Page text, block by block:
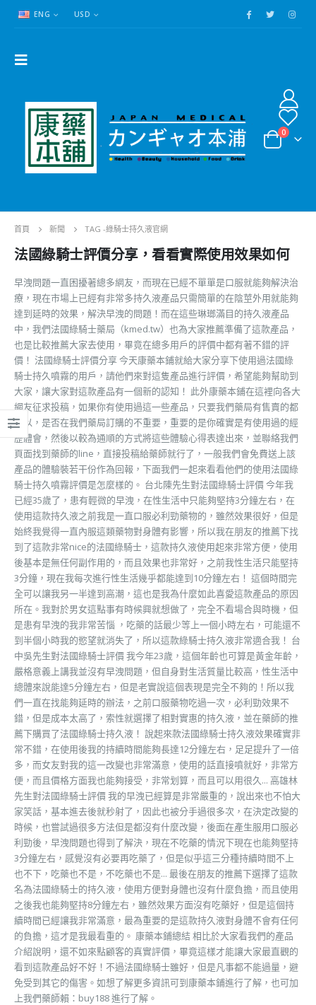
ENG USD
0
首頁 新聞 TAG -綠騎士持久液官網
法國綠騎士評價分享，看看實際使用效果如何
早洩問題一直困擾著總多網友，而現在已經不單單是口服就能夠解決治
療，現在市場上已經有非常多持久液產品只需簡單的在陰莖外用就能夠
達到延時的效果，解決早洩的問題！而在這些琳瑯滿目的持久液產品
中，我們法國綠騎士藥局（kmed.tw）也為大家推薦準備了這款產品，
也是比較推薦大家去使用，畢竟在總多用戶的評價中都有著不錯的評
價！ 法國綠騎士評價分享 今天康藥本鋪就給大家分享下使用過法國綠
騎士持久噴霧的用戶，請他們來對這隻產品進行評價，希望能夠幫助到
大家，讓大家對這款產品有一個新的認知！ 此外康藥本鋪在這裡向各大
網友征求投稿，如果你有使用過這一些產品，只要我們藥局有售賣的都
可以，是否在我們藥局訂購的不重要，重要的是你確實是有使用過的經
歷體會，然後以較為通順的方式將這些體驗心得表達出來，並聯絡我們
頁面找到藥師的line，直接投稿給藥師就行了，一般我們會免費送上該
產品的體驗裝若干份作為回報，下面我們一起來看看他們的使用法國綠
騎士持久噴霧評價是怎麼樣的。 台北陳先生對法國綠騎士評價 今年我
已經35歲了，患有輕微的早洩，在性生活中只能夠堅持3分鐘左右，在
使用這款持久液之前我是一直口服必利勁藥物的，雖然效果很好，但是
始終我覺得一直內服這類藥物對身體有影響，所以我在朋友的推薦下找
到了這款非常nice的法國綠騎士，這款持久液使用起來非常方便，使用
後基本是無任何副作用的，而且效果也非常好，之前我性生活只能堅持
3分鐘，現在我每次進行性生活幾乎都能達到10分鐘左右！ 這個時間完
全可以讓我另一半達到高潮，這也是我為什麼如此喜愛這款產品的原因
所在。我對於男女這點事有時候興就想做了，完全不看場合與時機，但
是患有早洩的我非常苦惱 ，吃藥的話最少等上一個小時左右，可能還不
到半個小時我的慾望就消失了，所以這款綠騎士持久液非常適合我！ 台
中吳先生對法國綠騎士評價 我今年23歲，這個年齡也可算是黃金年齡，
嚴格意義上講我並沒有早洩問題，但自身對生活質量比較高，性生活中
總體來說能達5分鐘左右，但是老實說這個表現是完全不夠的！所以我
們一直在找能夠延時的辦法，之前口服藥物吃過一次，必利勁效果不
錯，但是成本太高了，索性就選擇了相對實惠的持久液，並在藥師的推
薦下購買了法國綠騎士持久液！ 說起來款法國綠騎士持久液效果確實非
常不錯，在使用後我的持續時間能夠長達12分鐘左右，足足提升了一倍
多，而女友對我的這一改變也非常滿意，使用的話直接噴就好，非常方
便，而且價格方面我也能夠接受，非常划算，而且可以用很久... 高雄林
先生對法國綠騎士評價 我的早洩已經算是非常嚴重的，說出來也不怕大
家笑話，基本進去後就秒射了，因此也被分手過很多次，在決定改變的
時候，也嘗試過很多方法但是都沒有什麼改變，後面在產生服用口服必
利勁後，早洩問題也得到了解決，現在不吃藥的情況下現在也能夠堅持
3分鐘左右，感覺沒有必要再吃藥了，但是似乎這三分種持續時間不上
也不下，吃藥也不是，不吃藥也不是... 最後在朋友的推薦下選擇了這款
名為法國綠騎士的持久液，使用方便對身體也沒有什麼負擔，而且使用
之後我也能夠堅持8分鐘左右，雖然效果方面沒有吃藥好，但是這個持
續時間已經讓我非常滿意，最為重要的是這款持久液對身體不會有任何
的負擔，這才是我最看重的。 康藥本鋪總結 相比於大家看我們的產品
介紹說明，還不如來點顧客的真實評價，畢竟這樣才能讓大家最直觀的
看到這款產品好不好！不過法國綠騎士雖好，但是凡事都不能過量，避
免受到其它的傷害。如想了解更多資訊可到康藥本鋪進行了解，也可加
上我們藥師賴：buy188 進行了解。